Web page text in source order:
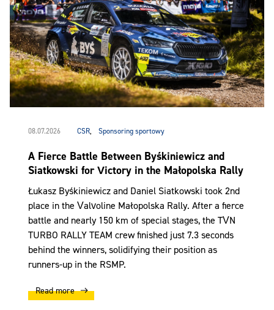
08.07.2026 CSR, Sponsoring sportowy
A Fierce Battle Between Byśkiniewicz and
Siatkowski for Victory in the Małopolska Rally
Łukasz Byśkiniewicz and Daniel Siatkowski took 2nd
place in the Valvoline Małopolska Rally. After a fierce
battle and nearly 150 km of special stages, the TVN
TURBO RALLY TEAM crew finished just 7.3 seconds
behind the winners, solidifying their position as
runners-up in the RSMP.
Read more